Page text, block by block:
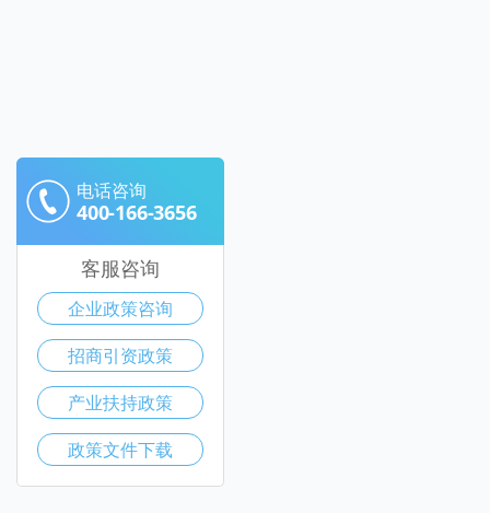
电话咨询
400-166-3656
客服咨询
企业政策咨询
招商引资政策
产业扶持政策
政策文件下载